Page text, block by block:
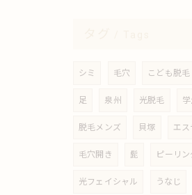
シミ 毛穴 こども脱毛
足 泉州 光脱毛
脱毛メンズ 貝塚 エス
毛穴開き 髭 ピーリン
光フェイシャル うなじ